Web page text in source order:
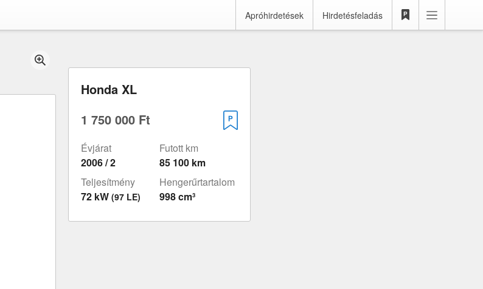
Apróhirdetések Hirdetésfeladás
Honda XL
1 750 000 Ft
Évjárat
2006 / 2
Futott km
85 100 km
Teljesítmény
72 kW (97 LE)
Hengerűrtartalom
998 cm³